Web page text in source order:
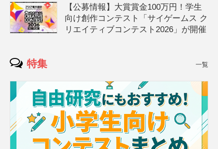
【公募情報】大賞賞金100万円！学生
向け創作コンテスト「サイゲームス ク
リエイティブコンテスト2026」が開催
特集 一覧